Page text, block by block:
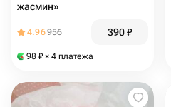
жасмин»
4.96956 390₽
98 ₽ × 4 платежа